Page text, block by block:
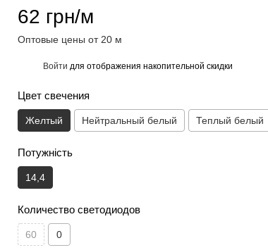
62 грн/м
Оптовые цены от 20 м
Войти для отображения накопительной скидки
Цвет свечения
Желтый Нейтральный белый Теплый белый
Потужність
14,4
Количество светодиодов
60 0